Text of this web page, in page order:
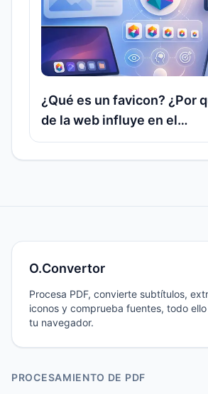
¿Qué es un favicon? ¿Por
de la web influye en el
reconocimiento de la
experiencia de usuario al
O.Convertor
Procesa PDF, convierte subtítulos,
iconos y comprueba fuentes, todo
tu navegador.
PROCESAMIENTO DE PDF